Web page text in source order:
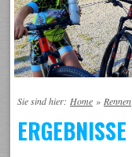
Sie sind hier: Home » Rennen
ERGEBNISSE